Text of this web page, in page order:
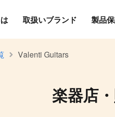
取扱いブランド 製品
Valenti Guitars
楽器店